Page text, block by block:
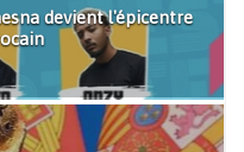
devient l'épicentre